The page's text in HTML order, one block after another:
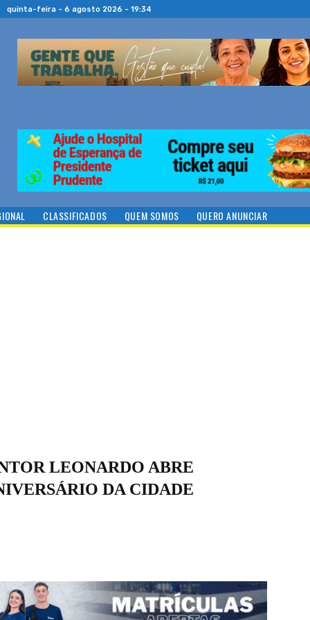
quinta-feira - 6 agosto 2026 - 19:34
CLASSIFICADOS QUEM SOMOS QUERO ANUNCIAR
LEONARDO ABRE
DA CIDADE